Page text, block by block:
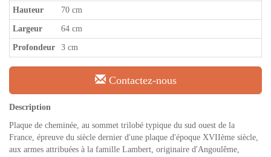
Hauteur 70 cm
Largeur 64 cm
Profondeur 3 cm
Contactez-nous
Description
Plaque de cheminée, au sommet trilobé typique du sud ouest de la
France, épreuve du siècle dernier d'une plaque d'époque XVIIème siècle,
aux armes attribuées à la famille Lambert, originaire d'Angoulême,